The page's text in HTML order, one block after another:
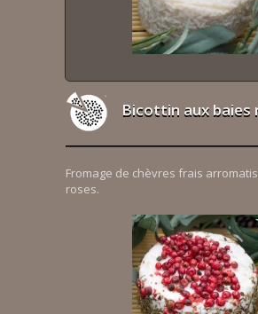
Bicottin aux baies
Fromage de chèvres frais
roses.